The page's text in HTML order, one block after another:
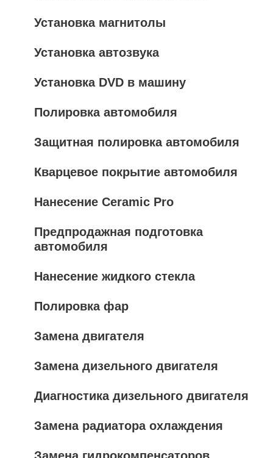
Установка магнитолы
Установка автозвука
Установка DVD в машину
Полировка автомобиля
Защитная полировка автомобиля
Кварцевое покрытие автомобиля
Нанесение Ceramic Pro
Предпродажная подготовка
автомобиля
Нанесение жидкого стекла
Полировка фар
Замена двигателя
Замена дизельного двигателя
Диагностика дизельного двигателя
Замена радиатора охлаждения